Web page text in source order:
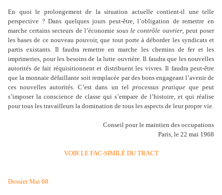
En quoi le prolongement de la situation actuelle contient-il une telle
perspective ? Dans quelques jours peut-être, l’obligation de remettre en
marche certains secteurs de l’économie sous le contrôle ouvrier, peut poser
les bases de ce nouveau pouvoir, que tout porte à déborder les syndicats et
partis existants. Il faudra remettre en marche les chemins de fer et les
imprimeries, pour les besoins de la lutte ouvrière. Il faudra que les nouvelles
autorités de fait réquisitionnent et distribuent les vivres. Il faudra peut-être
que la monnaie défaillante soit remplacée par des bons engageant l’avenir de
ces nouvelles autorités. C’est dans un tel processus pratiqueque peut
s’imposer la conscience de classe qui s’empare de l’histoire, et qui réalise
pour tous les travailleurs la domination de tous les aspects de leur propre vie.
Conseil pour le maintien des occupations
Paris, le 22 mai 1968
VOIR LE FAC-SIMILÉ DU TRACT
Dossier Mai 68